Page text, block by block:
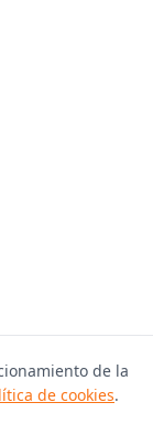
de la
de cookies.